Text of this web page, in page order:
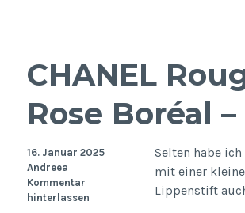
CHANEL
Rose Boréal
Selten habe
mit einer
Lippenstift
16. Januar 2025
Andreea
Kommentar
hinterlassen